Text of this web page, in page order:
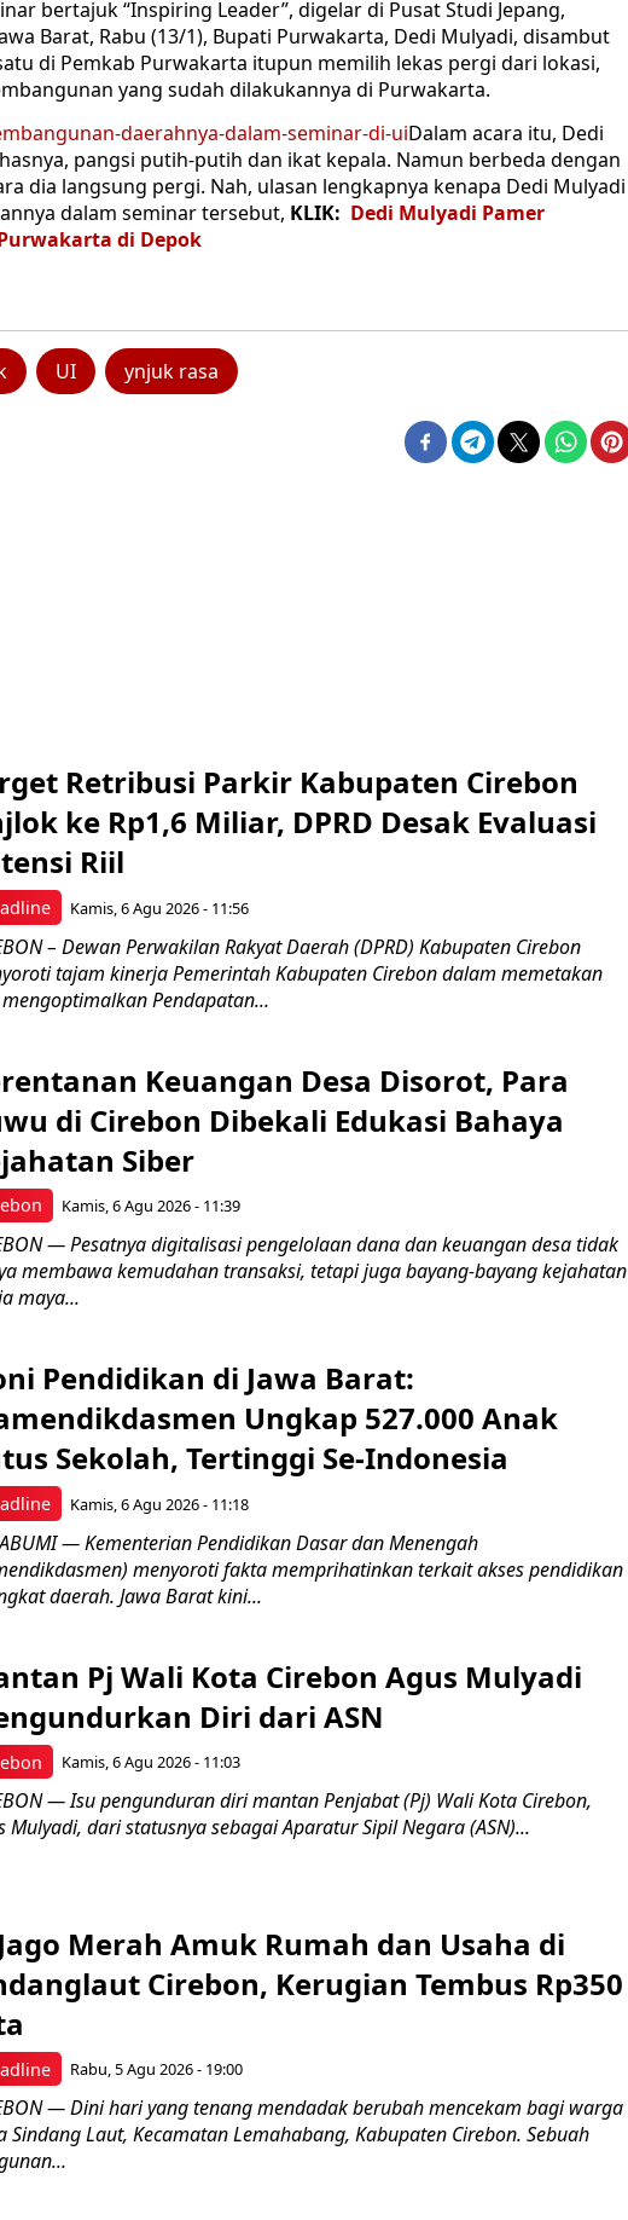
bertajuk “Inspiring Leader”, digelar di Pusat Studi Jepang,
Barat, Rabu (13/1), Bupati Purwakarta, Dedi Mulyadi, disambut
di Pemkab Purwakarta itupun memilih lekas pergi dari lokasi,
yang sudah dilakukannya di Purwakarta.
Dalam acara itu, Dedi
pangsi putih-putih dan ikat kepala. Namun berbeda dengan
dia langsung pergi. Nah, ulasan lengkapnya kenapa Dedi Mulyadi
dalam seminar tersebut, KLIK: Dedi Mulyadi Pamer
di Depok
UI ynjuk rasa
Retribusi Parkir Kabupaten Cirebon
ke Rp1,6 Miliar, DPRD Desak Evaluasi
Riil
Kamis, 6 Agu 2026 - 11:56
– Dewan Perwakilan Rakyat Daerah (DPRD) Kabupaten Cirebon
tajam kinerja Pemerintah Kabupaten Cirebon dalam memetakan
Pendapatan...
Keuangan Desa Disorot, Para
di Cirebon Dibekali Edukasi Bahaya
Siber
Kamis, 6 Agu 2026 - 11:39
— Pesatnya digitalisasi pengelolaan dana dan keuangan desa tidak
membawa kemudahan transaksi, tetapi juga bayang-bayang kejahatan
maya...
Pendidikan di Jawa Barat:
Ungkap 527.000 Anak
Sekolah, Tertinggi Se-Indonesia
Kamis, 6 Agu 2026 - 11:18
— Kementerian Pendidikan Dasar dan Menengah
menyoroti fakta memprihatinkan terkait akses pendidikan
daerah. Jawa Barat kini...
Pj Wali Kota Cirebon Agus Mulyadi
Diri dari ASN
Kamis, 6 Agu 2026 - 11:03
— Isu pengunduran diri mantan Penjabat (Pj) Wali Kota Cirebon,
Mulyadi, dari statusnya sebagai Aparatur Sipil Negara (ASN)...
Merah Amuk Rumah dan Usaha di
Cirebon, Kerugian Tembus Rp350
Rabu, 5 Agu 2026 - 19:00
— Dini hari yang tenang mendadak berubah mencekam bagi warga
Sindang Laut, Kecamatan Lemahabang, Kabupaten Cirebon. Sebuah